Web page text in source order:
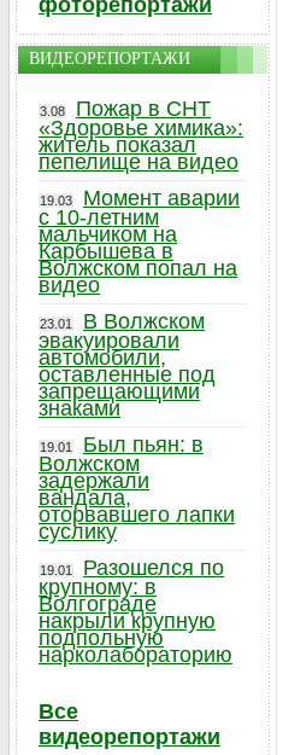
фоторепортажи
ВИДЕОРЕПОРТАЖИ
3.08
Пожар в СНТ
«Здоровье химика»:
житель показал
пепелище на видео
19.03
Момент аварии
с 10-летним
мальчиком на
Карбышева в
Волжском попал на
видео
23.01
В Волжском
эвакуировали
автомобили,
оставленные под
запрещающими
знаками
19.01
Был пьян: в
Волжском
задержали
вандала,
оторвавшего лапки
суслику
19.01
Разошелся по
крупному: в
Волгограде
накрыли крупную
подпольную
нарколабораторию
Все
видеорепортажи